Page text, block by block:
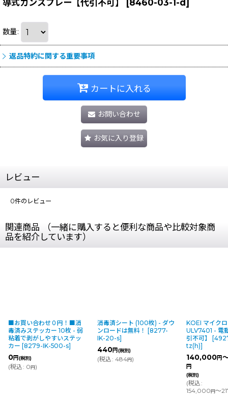
導式ガンスプレー【代引不可】 8460-03-1-d
数量:
返品特約に関する重要事項
カートに入れる
お問い合わせ
お気に入り登録
レビュー
0件のレビュー
関連商品 （一緒に購入すると便利な商品や比較対象商
品を紹介しています）
■お買い合わせ０円！■消
毒済みステッカー 10枚 - 弱
粘着で剥がしやすいステッ
カー [8279-IK-500-s]
0円(税別)
(税込: 0円)
消毒済シート (100枚) - ダウ
ンロードは無料！ [8277-
IK-20-s]
440円(税別)
(税込: 484円)
KOEI マイク
ULV7401 - 電
引不可】
[
tz(h)]
140,000円
円
(税別)
(税込:
154,000円～